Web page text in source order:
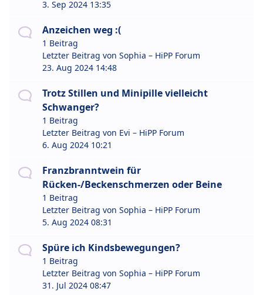
3. Sep 2024 13:35
Anzeichen weg :(
1 Beitrag
Letzter Beitrag von Sophia – HiPP Forum
23. Aug 2024 14:48
Trotz Stillen und Minipille vielleicht
Schwanger?
1 Beitrag
Letzter Beitrag von Evi – HiPP Forum
6. Aug 2024 10:21
Franzbranntwein für
Rücken-/Beckenschmerzen oder Beine
1 Beitrag
Letzter Beitrag von Sophia – HiPP Forum
5. Aug 2024 08:31
Spüre ich Kindsbewegungen?
1 Beitrag
Letzter Beitrag von Sophia – HiPP Forum
31. Jul 2024 08:47